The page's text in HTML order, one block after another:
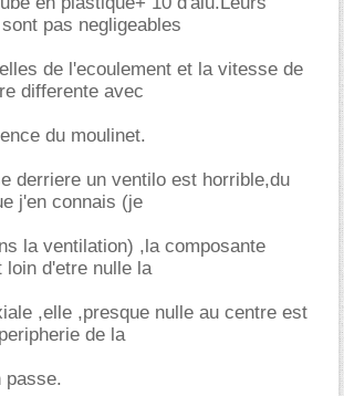
pas negligeables
de l'ecoulement et la vitesse de
differente avec
du moulinet.
derriere un ventilo est horrible,du
j'en connais (je
la ventilation) ,la composante
loin d'etre nulle la
,elle ,presque nulle au centre est
de la
passe.